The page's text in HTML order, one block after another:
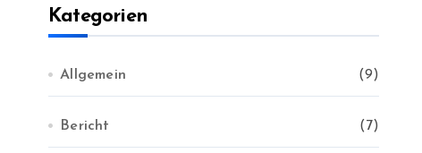
v
Kategorien
Allgemein (9)
Bericht (7)